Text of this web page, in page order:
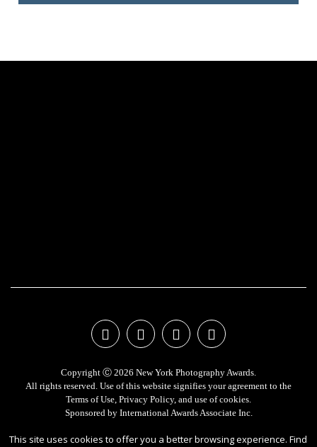
Copyright Ⓒ 2026 New York Photography Awards.
All rights reserved. Use of this website signifies your agreement to the
Terms of Use, Privacy Policy, and use ofcookies.
Sponsored by International Awards Associate Inc.
This site uses cookies to offer you a better browsing experience. Find